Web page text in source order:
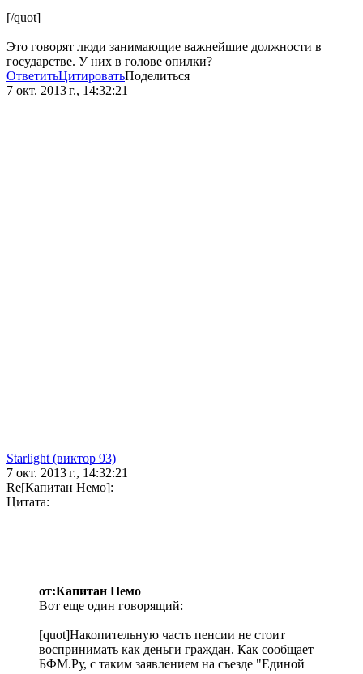
[/quot]
Это говорят люди занимающие важнейшие должности в
государстве. У них в голове опилки?
ОтветитьЦитироватьПоделиться
7 окт. 2013 г., 14:32:21
Starlight (виктор 93)
7 окт. 2013 г., 14:32:21
Re[Капитан Немо]:
Цитата:
от:Капитан Немо
Вот еще один говорящий:
[quot]Накопительную часть пенсии не стоит
воспринимать как деньги граждан. Как сообщает
БФМ.Ру, с таким заявлением на съезде "Единой